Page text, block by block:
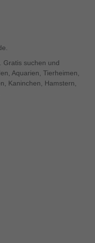
Gratis suchen und
Aquarien, Tierheimen,
Kaninchen, Hamstern,